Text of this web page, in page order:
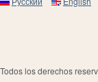
Todos los derechos